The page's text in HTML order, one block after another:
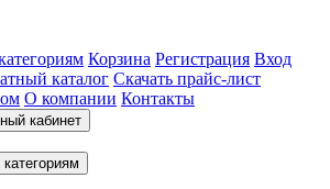
Корзина Регистрация Вход
каталог Скачать прайс-лист
О компании Контакты
кабинет
категориям